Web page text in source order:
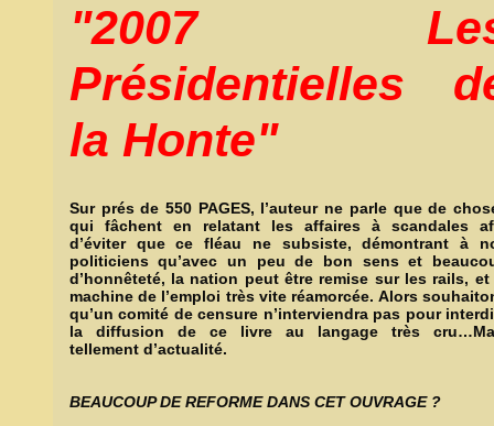
"2007
Présidentielles
la Honte"
Sur prés de 550 PAGES, l’auteur ne parle que de
qui fâchent en relatant les affaires à scandales
d’éviter que ce fléau ne subsiste, démontrant à
politiciens qu’avec un peu de bon sens et
d’honnêteté, la nation peut être remise sur les rails, et
machine de l’emploi très vite réamorcée. Alors
qu’un comité de censure n’interviendra pas pour
la diffusion de ce livre au langage très
tellement d’actualité.
BEAUCOUP DE REFORME DANS CET OUVRAGE ?